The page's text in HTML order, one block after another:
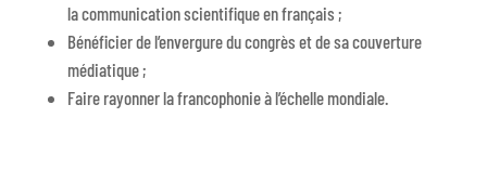
la communication scientifique en français ;
Bénéficier de l’envergure du congrès et de sa couverture
médiatique ;
Faire rayonner la francophonie à l’échelle mondiale.